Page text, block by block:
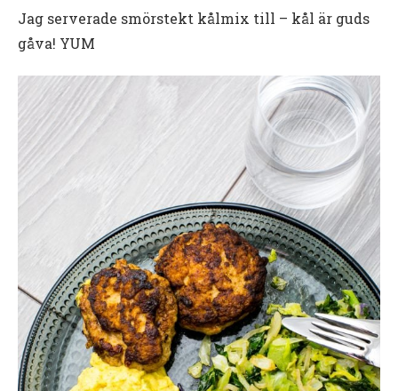
Jag serverade smörstekt kålmix till – kål är guds
gåva! YUM